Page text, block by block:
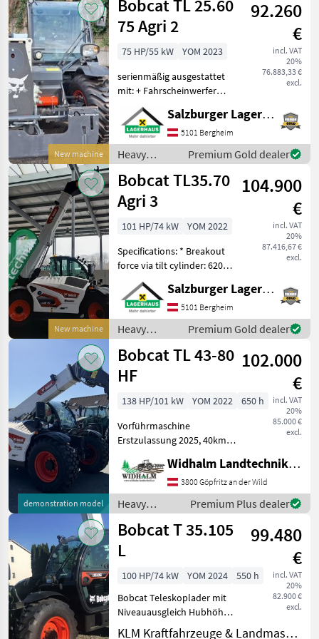
construction
machines /
Bobcat
New machine
Bobcat TL 25.60
75 Agri 2
92.260
€
incl. VAT
20%
76.883,33 €
excl.
75 HP/55 kW
YOM 2023
serienmäßig ausgestattet
mit: + Fahrscheinwerfer
Halogen, + Kennleuchte, +
Rückfahralarm +
Betriebsanleitung
zusätzlich ausgerüstet mit:
+ Getriebe 25 b
Salzburger Lagerhaus-Technik
5101 Bergheim
Heavy
equipment/
construction
machines /
Bobcat
Premium Gold dealer
New machine
Bobcat TL35.70
Agri 3
104.900
€
incl. VAT
20%
87.416,67 €
excl.
101 HP/74 kW
YOM 2022
Specifications: * Breakout
force via tilt cylinder: 6200
daN * Towing capacity: 3500
kg * Lifting height: 6.9 m *
Rated power: 74 kW (101
hp) * Curb weight: approx.
Salzburger Lagerhaus-Technik
5101 Bergheim
Heavy
equipment/
construction
machines /
Bobcat
Premium Gold dealer
demonstration model
Bobcat TL 43-80
HF
102.000
€
incl. VAT
20%
85.000 €
excl.
138 HP/101 kW YOM 2022
650 h
Vorführmaschine
Erstzulassung 2025, 40km/h
Pumpe 190L/min,
Ausstattungspaket Agri 3
mit Rückfahrkamera, hydr.
Verriegelung, Bereifung
460/70
Widhalm Landtechnik GmbH
3800 Göpfritz an der Wild
Heavy
equipment/
construction
machines /
Bobcat
Premium Plus dealer
Bobcat T 35.105
L
99.480
€
incl. VAT
20%
82.900 €
excl.
100 HP/74 kW YOM 2024
550 h
Bobcat Teleskoplader mit
Niveauausgleich Hubhöhe:
10, 3m Hubkraft: 3500kg
KLM Kraftfahrzeuge & Landmaschinen GmbH